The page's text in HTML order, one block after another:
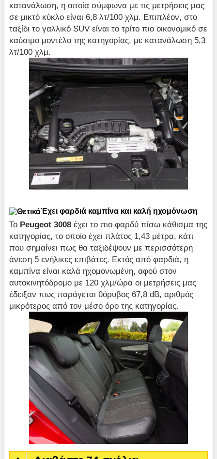
κατανάλωση, η οποία σύμφωνα με τις μετρήσεις μας
σε μικτό κύκλο είναι 6,8 λτ/100 χλμ. Επιπλέον, στο
ταξίδι το γαλλικό SUV είναι το τρίτο πιο οικονομικό σε
καύσιμο μοντέλο της κατηγορίας, με κατανάλωση 5,3
λτ/100 χλμ.
Έχει φαρδιά καμπίνα και καλή ηχομόνωση
Το Peugeot 3008 έχει το πιο φαρδύ πίσω κάθισμα της
κατηγορίας, το οποίο έχει πλάτος 1,43 μέτρα, κάτι
που σημαίνει πως θα ταξιδέψουν με περισσότερη
άνεση 5 ενήλικες επιβάτες. Εκτός από φαρδιά, η
καμπίνα είναι καλά ηχομονωμένη, αφού στον
αυτοκινητόδρομο με 120 χλμ/ώρα οι μετρήσεις μας
έδειξαν πως παράγεται θόρυβος 67,8 dB, αριθμός
μικρότερος από τον μέσο όρο της κατηγορίας.